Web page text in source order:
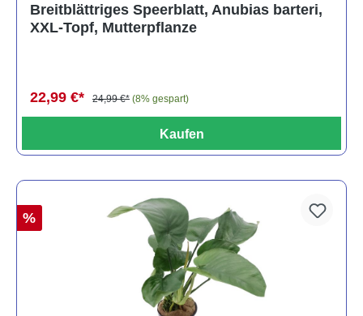
Breitblättriges Speerblatt, Anubias barteri,
XXL-Topf, Mutterpflanze
22,99 €* 24,99 €* (8% gespart)
Kaufen
%